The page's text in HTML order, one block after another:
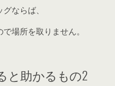
ならば、
場所を取りません。
と助かるもの2